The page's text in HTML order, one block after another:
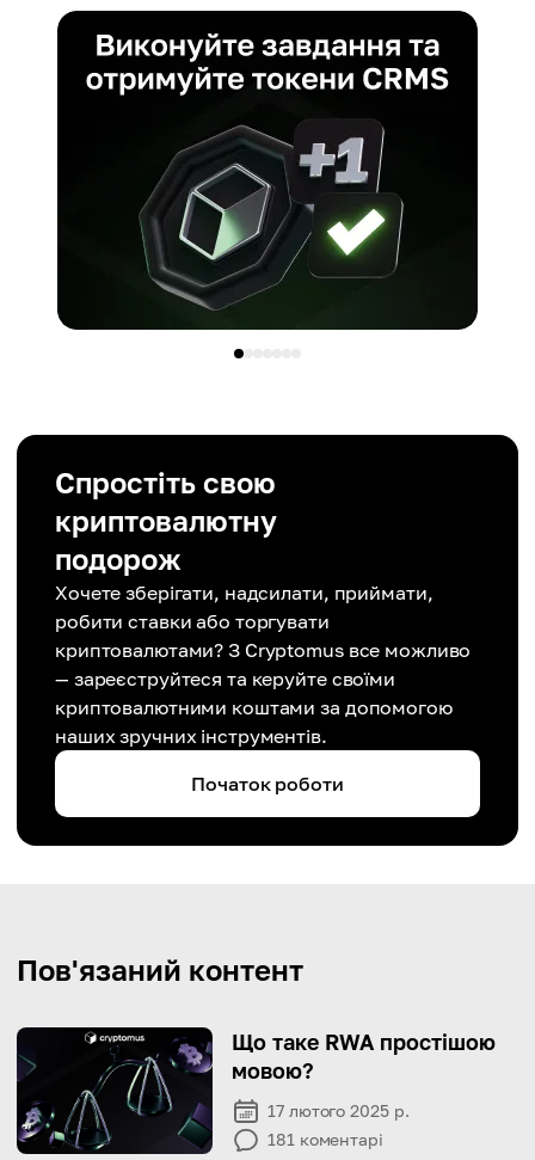
Спростіть свою
криптовалютну
подорож
Хочете зберігати, надсилати, приймати,
робити ставки або торгувати
криптовалютами? З Cryptomus все можливо
— зареєструйтеся та керуйте своїми
криптовалютними коштами за допомогою
наших зручних інструментів.
Початок роботи
Пов'язаний контент
Що таке RWA простішою
мовою?
17 лютого 2025 р.
181 коментарі